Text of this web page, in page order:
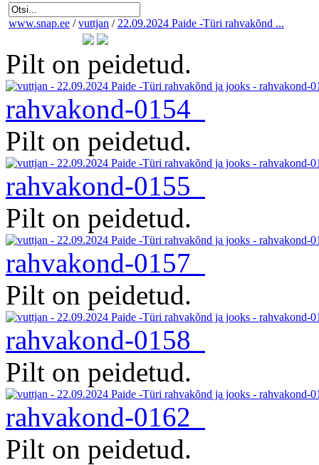
www.snap.ee / vuttjan / 22.09.2024 Paide -Türi rahvakõnd ...
Pilt on peidetud.
rahvakond-0154
Pilt on peidetud.
rahvakond-0155
Pilt on peidetud.
rahvakond-0157
Pilt on peidetud.
rahvakond-0158
Pilt on peidetud.
rahvakond-0162
Pilt on peidetud.